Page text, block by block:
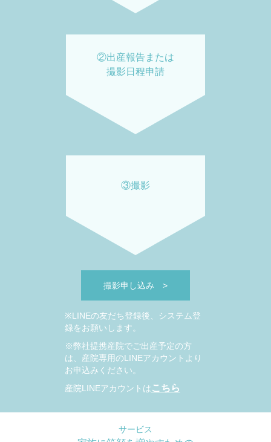
②出産報告または
撮影日程申請
③撮影
撮影申し込み >
※LINEの友だち登録後、システム登
録をお願いします。
※弊社提携産院でご出産予定の方
は、産院専用のLINEアカウントより
お申込みください。
産院LINEアカウントはこちら
サービス